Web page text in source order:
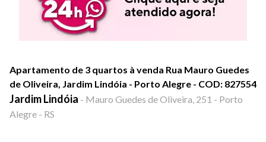
Apartamento de 3 quartos à venda Rua Mauro Guedes
de Oliveira, Jardim Lindóia - Porto Alegre - COD: 827554
Jardim Lindóia - Mauro Guedes de Oliveira, 251 - Porto
Alegre - RS